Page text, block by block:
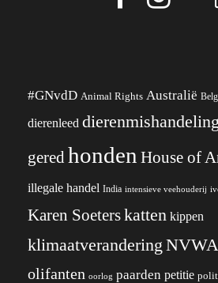
#GNvdD Animal Rights Australië
dierenleed dierenmishandeling
gered honden House of
illegale handel India intensieve veehouderij
Karen Soeterskatten kippen
klimaatverandering NVWA
olifanten oorlog paarden petitie